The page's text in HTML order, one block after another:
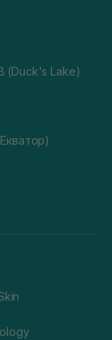
(Duck's Lake)